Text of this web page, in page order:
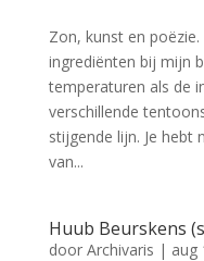
Zon, kunst en
ingrediënten bij mijn
temperaturen als de
verschillende
stijgende lijn. Je hebt
van...
Huub Beurskens
door Archivaris | aug